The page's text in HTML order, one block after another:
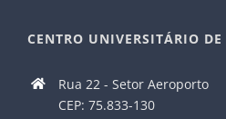
CENTRO UNIVERSITÁRIO
Rua 22 - Setor Aeroporto
CEP: 75.833-130